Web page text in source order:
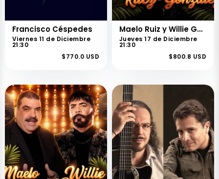
Francisco Céspedes
Viernes 11 de Diciembre
21:30
$770.0 USD
Maelo Ruiz y Willie González
Jueves 17 de Diciembre
21:30
$800.8 USD